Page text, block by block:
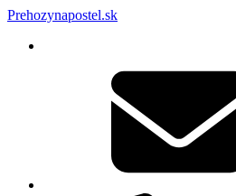
Prehozynapostel.sk